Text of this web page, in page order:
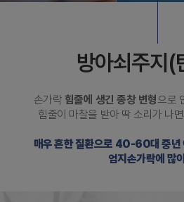
방아쇠주지(
손가락 힘줄에 생긴 종창 변형으로
힘줄이 마찰을 받아 딱 소리가 나
매우 흔한 질환으로 40-60대 중년
엄지손가락에 많